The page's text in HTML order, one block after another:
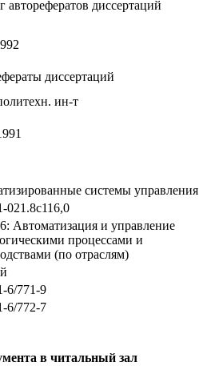
авторефератов диссертаций
диссертаций
ин-т
системы управления
021.8с116,0
Автоматизация и управление
процессами и
(по отраслям)
6/771-9
6/772-7
в читальный зал